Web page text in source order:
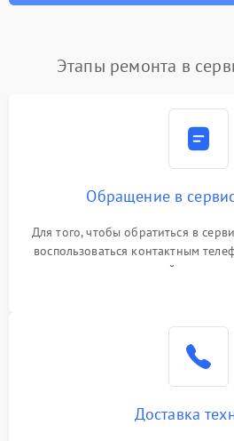
Этапы ремонта в
Обращение в
Для того, чтобы обратиться в
воспользоваться контактным
или оставить свой номер
Доставка